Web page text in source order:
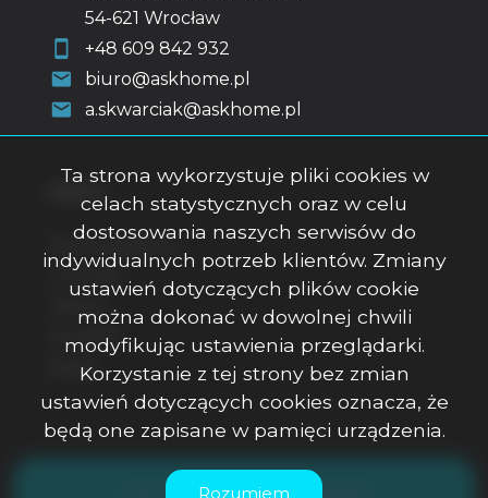
54-621 Wrocław
+48 609 842 932
biuro@askhome.pl
a.skwarciak@askhome.pl
Strona główna
O firmie
Kontakt
Rodo
ASK Office Anna Skwarciak © 2026
Ta strona wykorzystuje pliki cookies w
celach statystycznych oraz w celu
dostosowania naszych serwisów do
indywidualnych potrzeb klientów. Zmiany
ustawień dotyczących plików cookie
można dokonać w dowolnej chwili
modyfikując ustawienia przeglądarki.
Korzystanie z tej strony bez zmian
ustawień dotyczących cookies oznacza, że
będą one zapisane w pamięci urządzenia.
Rozumiem